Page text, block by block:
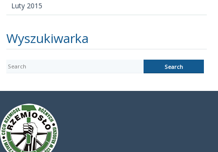
Luty 2015
Wyszukiwarka